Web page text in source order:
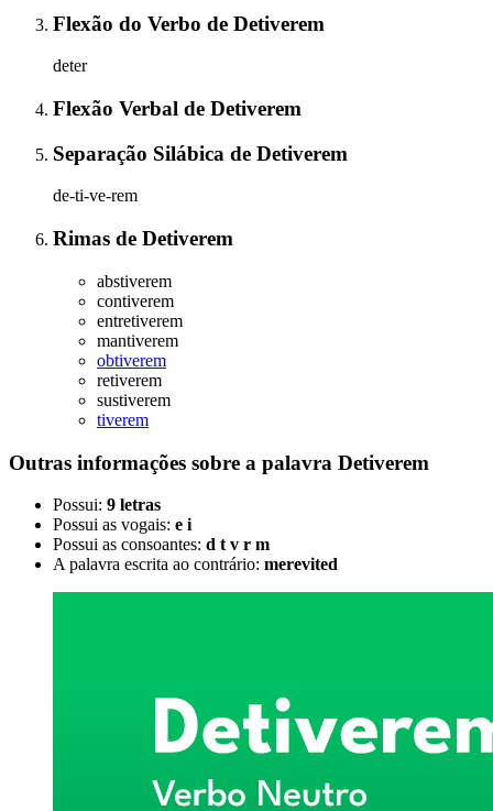
Flexão do Verbo de Detiverem
deter
Flexão Verbal de Detiverem
Separação Silábica de Detiverem
de-ti-ve-rem
Rimas de Detiverem
abstiverem
contiverem
entretiverem
mantiverem
obtiverem
retiverem
sustiverem
tiverem
Outras informações sobre a palavra Detiverem
Possui: 9 letras
Possui as vogais: e i
Possui as consoantes: d t v r m
A palavra escrita ao contrário: merevited